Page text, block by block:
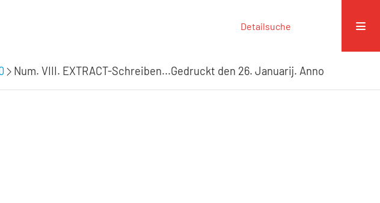
Detailsuche
Num. VIII. EXTRACT-Schreiben...Gedruckt den 26. Januarij. Anno